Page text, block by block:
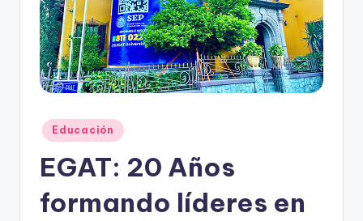
Publicado
en
Educación
EGAT: 20 Años
formando líderes en